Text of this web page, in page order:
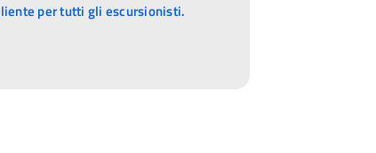
per tutti gli escursionisti.